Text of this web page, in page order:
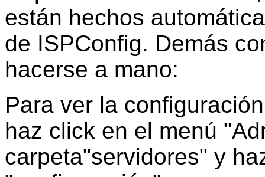
están hechos
de ISPConfig. Demás
hacerse a mano:
Para ver la
haz click en el menú
carpeta"servidores" y